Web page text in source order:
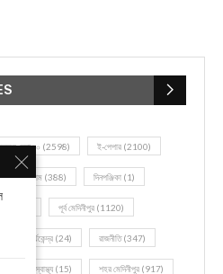
সেরা ১০ (2598) ই-পেপার (2100)
ঝাড়গ্রাম (388) দিনপঞ্জিকা (1)
পূর্ব মেদিনীপুর (1120)
ভ্রমণ এবং তীর্থকেন্দ্র (24) রাজনীতি(347)
শরীর স্বাস্থ্য (15) শহর মেদিনীপুর (917)